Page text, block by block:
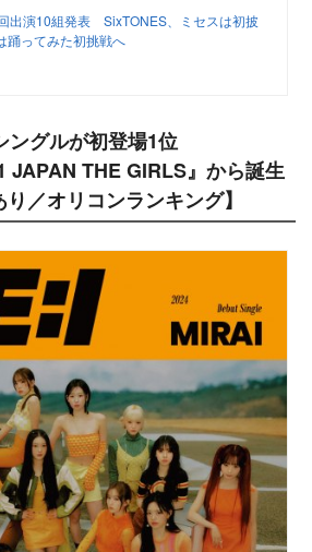
出演10組発表 SixTONES、ミセスは初披
ってみた初挑戦へ
ングルが初登場1位
JAPAN THE GIRLS』から誕生
り／オリコンランキング】